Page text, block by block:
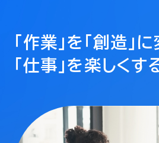
「作業」を「創造」に
「仕事」を楽しくす